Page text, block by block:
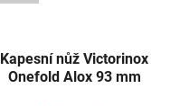
Kapesní nůž Victorinox
Onefold Alox 93 mm